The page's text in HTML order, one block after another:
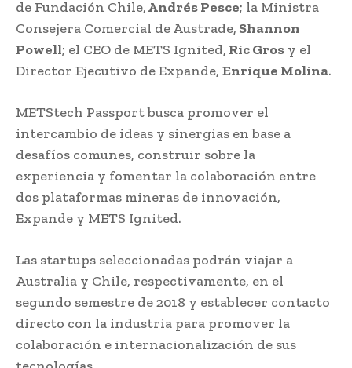
de Fundación Chile,Andrés Pesce; la Ministra
Consejera Comercial de Austrade, Shannon
Powell; el CEO de METS Ignited, Ric Gros y el
Director Ejecutivo de Expande, Enrique Molina.
METStech Passport busca promover el
intercambio de ideas y sinergias en base a
desafíos comunes, construir sobre la
experiencia y fomentar la colaboración entre
dos plataformas mineras de innovación,
Expande y METS Ignited.
Las startups seleccionadas podrán viajar a
Australia y Chile, respectivamente, en el
segundo semestre de 2018 y establecer contacto
directo con la industria para promover la
colaboración e internacionalización de sus